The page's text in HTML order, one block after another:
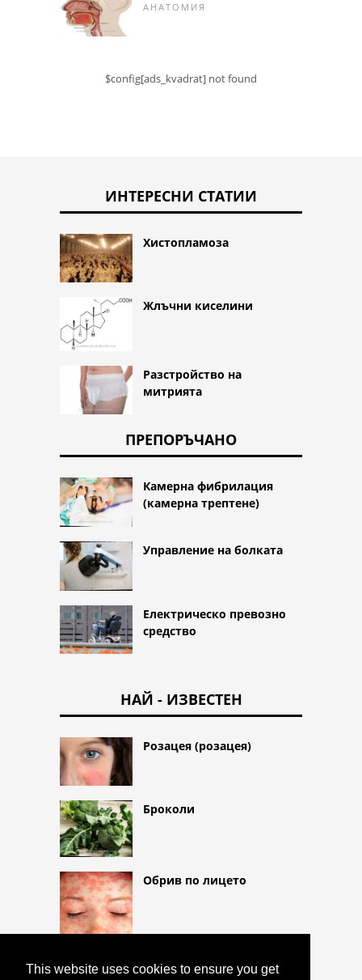
This website uses cookies to ensure you get
АНАТОМИЯ
$config[ads_kvadrat] not found
ИНТЕРЕСНИ СТАТИИ
Хистопламоза
Жлъчни киселини
Разстройство на
митрията
ПРЕПОРЪЧАНО
Камерна фибрилация
(камерна трептене)
Управление на болката
Електрическо превозно
средство
НАЙ - ИЗВЕСТЕН
Розацея (розацея)
Броколи
Обрив по лицето